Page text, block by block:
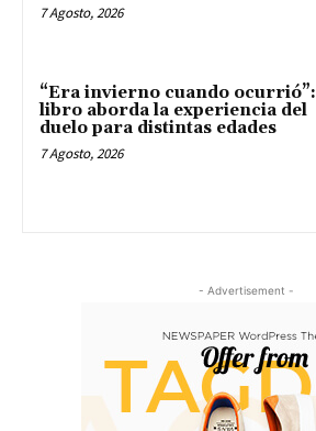
7 Agosto, 2026
“Era invierno cuando ocurrió”:
libro aborda la experiencia del
duelo para distintas edades
7 Agosto, 2026
- Advertisement -